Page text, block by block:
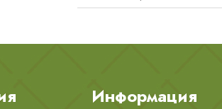
Информация